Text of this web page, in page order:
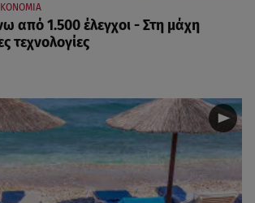
από 1.500 έλεγχοι - Στη μάχη
τεχνολογίες